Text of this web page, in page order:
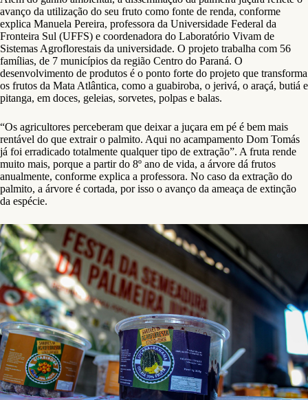
avanço da utilização do seu fruto como fonte de renda, conforme
explica Manuela Pereira, professora da Universidade Federal da
Fronteira Sul (UFFS) e coordenadora do Laboratório Vivam de
Sistemas Agroflorestais da universidade. O projeto trabalha com 56
famílias, de 7 municípios da região Centro do Paraná. O
desenvolvimento de produtos é o ponto forte do projeto que transforma
os frutos da Mata Atlântica, como a guabiroba, o jerivá, o araçá, butiá e
pitanga, em doces, geleias, sorvetes, polpas e balas.
“Os agricultores perceberam que deixar a juçara em pé é bem mais
rentável do que extrair o palmito. Aqui no acampamento Dom Tomás
já foi erradicado totalmente qualquer tipo de extração”. A fruta rende
muito mais, porque a partir do 8º ano de vida, a árvore dá frutos
anualmente, conforme explica a professora. No caso da extração do
palmito, a árvore é cortada, por isso o avanço da ameaça de extinção
da espécie.